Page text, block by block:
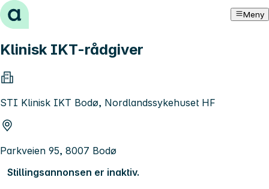
Hopp til innhold Meny
Klinisk IKT-rådgiver
STI Klinisk IKT Bodø, Nordlandssykehuset HF
Parkveien 95, 8007 Bodø
Stillingsannonsen er inaktiv.